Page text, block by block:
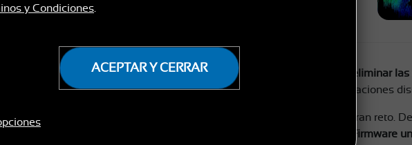
y Condiciones
ACEPTAR Y CERRAR
tanto para usuarios como para fabricantes. El objetivo es claro:
eliminar
radar
. Tanto la banda K como la banda KA están presentes en aplicaciones
en la banda K presente en las grandes ciudades ha supuesto un gran reto.
de que dicho trabajado ha dado sus frutos:
nuestra nueva versión de Firmware